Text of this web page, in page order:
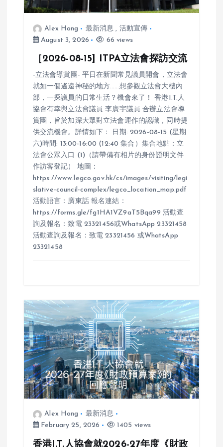
Alex Hong 最新消息 , 活動宣傳
August 3, 2026
66 views
［2026-08-15] ITPA立法會探訪交流
-立法會導賞團- 平日在新聞常見議員開會，立法會
就如一個遙遠神秘的地方……想參觀立法會大樓內
部，一探議員的日常生活？機會來了！ 香港I.T.人
協會有幸與立法會議員 李廣宇議員 合辦立法會導
賞團，旨於加深大眾對立法會運作的認識，同時提
供交流機會。詳情如下： 日期: 2026-08-15 (星期
六)時間: 13:00-16:00 (12:40 集合）集合地點：立
法會公眾入口 (1)（請帶備有相片的身份證明文件
作訪客登記） 地圖：
https://www.legco.gov.hk/cs/images/visiting/legi
slative-council-complex/legco_location_map.pdf
活動語言：廣東話 報名連結：
https://forms.gle/fg1HA1VZ9aT5Bqa99 活動查
詢及報名：致電 23321456或WhatsApp 23321458
活動查詢及報名：致電 23321456 或WhatsApp
23321458
Alex Hong
最新消息
February 25, 2026
1405 views
香港I.T.人協會就2026-27年度《財政